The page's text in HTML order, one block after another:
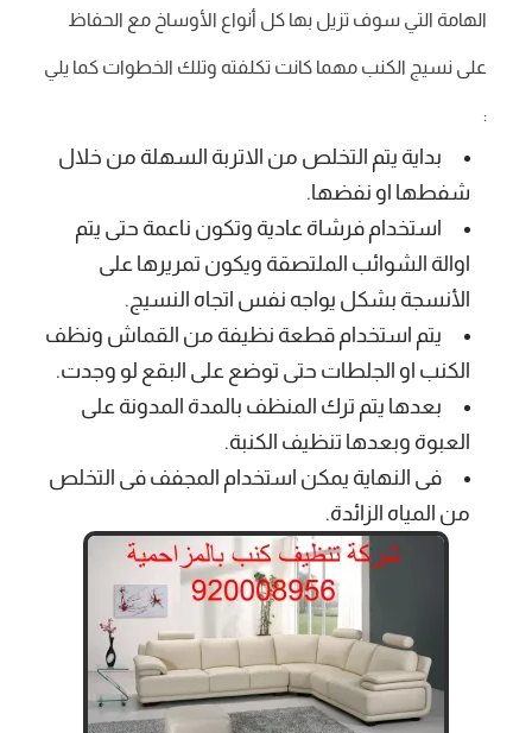
الهامة التي سوف تزيل بها كل أنواع الأوساخ مع الحفاظ
على نسيج الكنب مهما كانت تكلفته وتلك الخطوات كما يلي
:
بداية يتم التخلص من الاتربة السهلة من خلال
شفطها او نفضها.
استخدام فرشاة عادية وتكون ناعمة حتى يتم
اوالة الشوائب الملتصقة ويكون تمريرها على
الأنسجة بشكل يواجه نفس اتجاه النسيج.
يتم استخدام قطعة نظيفة من القماش ونظف
الكنب او الجلطات حتى توضع على البقع لو وجدت.
بعدها يتم ترك المنظف بالمدة المدونة على
العبوة وبعدها تنظيف الكنبة.
فى النهاية يمكن استخدام المجفف فى التخلص
من المياه الزائدة.